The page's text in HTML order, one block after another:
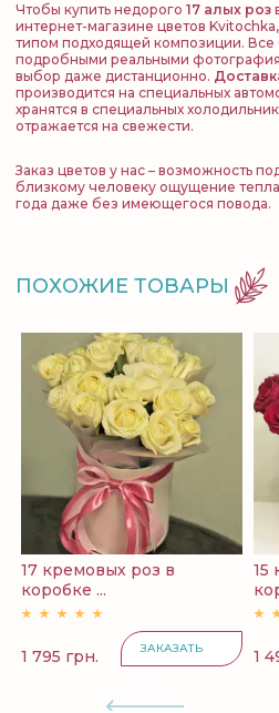
Чтобы купить недорого 17 алых роз
интернет-магазине цветов
типом подходящей композиции. Все
подробными реальными
выбор даже дистанционно.
производится на специальных
хранятся в специальных
отражается на свежести.
Заказ цветов у нас – возможность
близкому человеку ощущение
года даже без имеющегося повода.
ПОХОЖИЕ ТОВАРЫ
17 кремовых роз в
коробке ...
1 795 грн. ЗАКАЗАТЬ
15
1